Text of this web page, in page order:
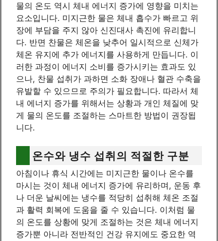
물의 온도 역시 체내 에너지 증가에 영향을 미치는
요소입니다. 미지근한 물은 체내 흡수가 빠르고 위
장에 부담을 주지 않아 신진대사 촉진에 유리합니
다. 반면 찬물은 체온을 낮추어 일시적으로 신체가
체온 유지에 추가 에너지를 사용하게 만듭니다. 이
러한 과정이 에너지 소비를 증가시키는 효과도 있
으나, 찬물 섭취가 과하면 소화 장애나 혈관 수축을
유발할 수 있으므로 주의가 필요합니다. 따라서 체
내 에너지 증가를 위해서는 상황과 개인 체질에 맞
게 물의 온도를 조절하는 스마트한 방법이 권장됩
니다.
온수와 냉수 섭취의 적절한 구분
아침이나 휴식 시간에는 미지근한 물이나 온수를
마시는 것이 체내 에너지 증가에 유리하며, 운동 후
나 더운 날씨에는 냉수를 적당히 섭취해 체온 조절
과 활력 회복에 도움을 줄 수 있습니다. 이처럼 물
의 온도를 상황에 맞게 조절하는 것은 체내 에너지
증가뿐 아니라 전반적인 건강 유지에도 중요한 역